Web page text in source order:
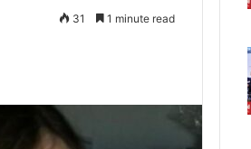
31 1 minute read